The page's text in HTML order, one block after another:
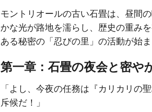
モントリオールの古い石畳は、昼間
かな光が路地を濡らし、歴史の重み
ある秘密の「忍びの里」の活動が始ま
第一章：石畳の夜会と密や
「よし、今夜の任務は『カリカリの
斥候だ！」